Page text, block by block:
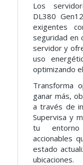
Los
DL380
exigentes
seguridad en
servidor y
uso
optimizando
Transforma
ganar más,
a través de
Supervisa y
tu entorno
accionables
estado
ubicaciones.